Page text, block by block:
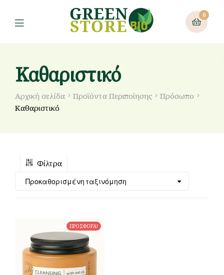
0
Καθαριστικό
Αρχική σελίδα Προϊόντα Περιποίησης
Πρόσωπο
Καθαριστικό
Φίλτρα
ΠΡΟΣΦΟΡΑ!